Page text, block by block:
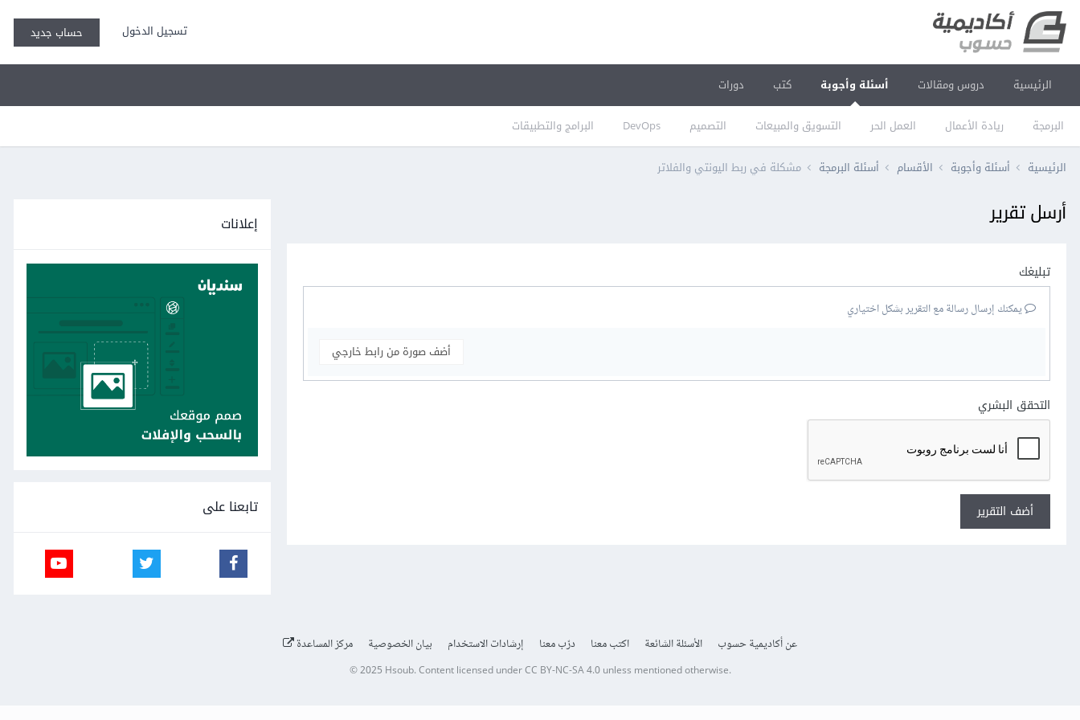
تسجيل الدخول حساب جديد
الرئيسية دروس ومقالات أسئلة وأجوبة
البرمجة ريادة الأعمال العمل الحر التسويق والمبيعات التصميم DevOps البرامج والتطبيقات
كتب دورات
الرئيسية أسئلة وأجوبة الأقسام أسئلة البرمجة مشكلة في ربط اليونتي والفلاتر
أرسل تقرير
تبليغك
يمكنك إرسال رسالة مع التقرير بشكل اختياري
أضف صورة من رابط خارجي
التحقق البشري
أضف التقرير
إعلانات
تابعنا على
عن أكاديمية حسوب الأسئلة الشائعة اكتب معنا درّب معنا إرشادات الاستخدام بيان الخصوصية مركز المساعدة
© 2025 Hsoub.Content licensed underCC BY-NC-SA 4.0unless mentioned otherwise.